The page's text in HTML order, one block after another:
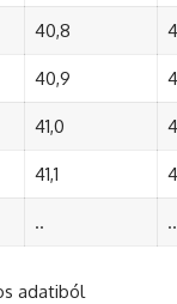
40,8
40,9
41,0
41,1
.. ..
adatiból